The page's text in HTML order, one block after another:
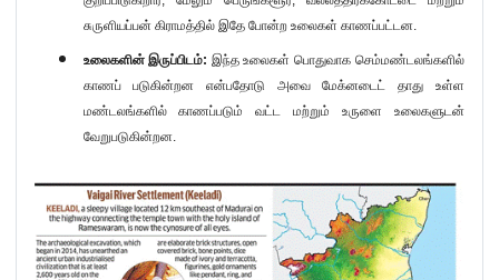
சுருளியப்பன் கிராமத்தில் இதே போன்ற உலைகள் காணப்பட்டன.
உலைகளின் இருப்பிடம்: இந்த உலைகள் பொதுவாக செம்மண்டலங்களில்
காணப் படுகின்றன என்பதோடு அவை மேக்னடைட் தாது உள்ள
மண்டலங்களில் காணப்படும் வட்ட மற்றும் உருளை உலைகளுடன்
வேறுபடுகின்றன.